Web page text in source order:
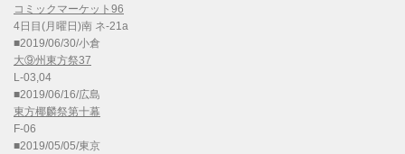
コミックマーケット96
4日目(月曜日)南 ネ-21a
■2019/06/30/小倉
大⑨州東方祭37
L-03,04
■2019/06/16/広島
東方椰麟祭第十幕
F-06
■2019/05/05/東京